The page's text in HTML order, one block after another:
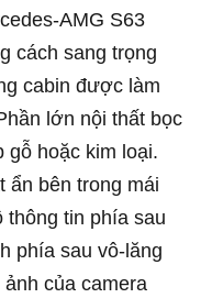
AMG S63
cách sang trọng
cabin được làm
lớn nội thất bọc
gỗ hoặc kim loại.
ẩn bên trong mái
thông tin phía sau
phía sau vô-lăng
của camera